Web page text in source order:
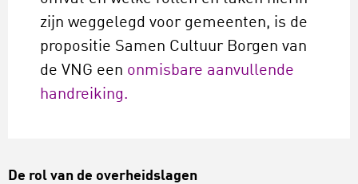
zijn weggelegd voor gemeenten, is de
propositie Samen Cultuur Borgen van
de VNG een onmisbare aanvullende
handreiking.
De rol van de overheidslagen